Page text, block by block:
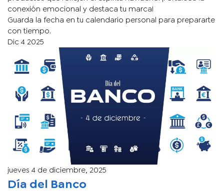
conexión emocional y destaca tu marca!
Guarda la fecha en tu calendario personal para prepararte
con tiempo.
Dic 4 2025
jueves 4 de diciembre, 2025
Día del Banco